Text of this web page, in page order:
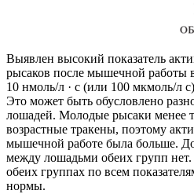
Выявлен высокий показатель
рысаков после мышечной работы
10 нмоль/л · с (или 100 мкмоль/л
Это может быть обусловлено
лошадей. Молодые рысаки менее
возрастные тракены, поэтому
мышечной работе была больше.
между лошадьми обеих групп
обеих группах по всем
нормы.